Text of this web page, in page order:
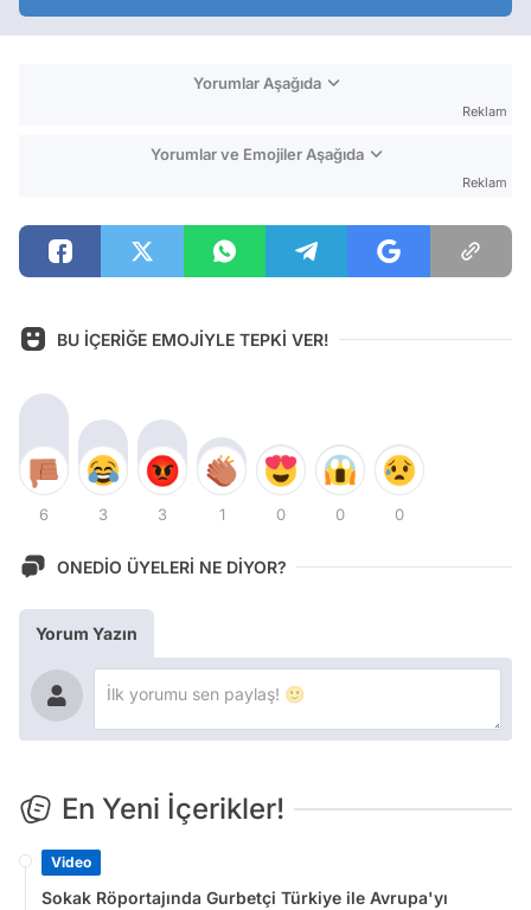
Yorumlar Aşağıda
Reklam
Yorumlar ve Emojiler Aşağıda
Reklam
BU İÇERİĞE EMOJİYLE TEPKİ VER!
6 3 3 1 0 0 0
ONEDİO ÜYELERİ NE DİYOR?
Yorum Yazın
En Yeni İçerikler!
Video
Sokak Röportajında Gurbetçi Türkiye ile Avrupa'yı